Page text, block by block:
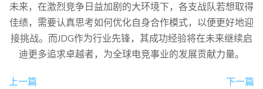
未来，在激烈竞争日益加剧的大环境下，各支战队若想取得
佳绩，需要认真思考如何优化自身合作模式，以便更好地迎
接挑战。而JDG作为行业先锋，其成功经验将在未来继续启
迪更多追求卓越者，为全球电竞事业的发展贡献力量。
上一篇 下一篇